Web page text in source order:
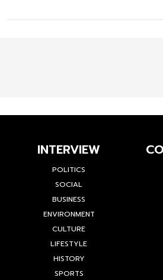
INTERVIEW
POLITICS
SOCIAL
BUSINESS
ENVIRONMENT
CULTURE
LIFESTYLE
HISTORY
SPORTS